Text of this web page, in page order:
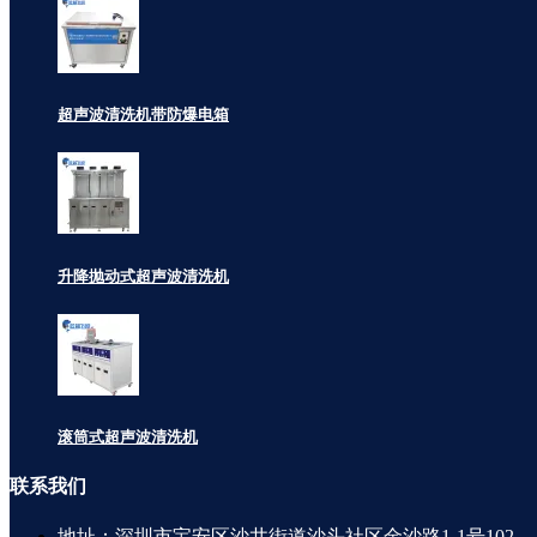
超声波清洗机带防爆电箱
升降抛动式超声波清洗机
滚筒式超声波清洗机
联系我们